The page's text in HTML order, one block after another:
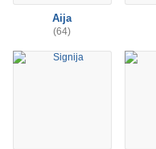
Aija
(64)